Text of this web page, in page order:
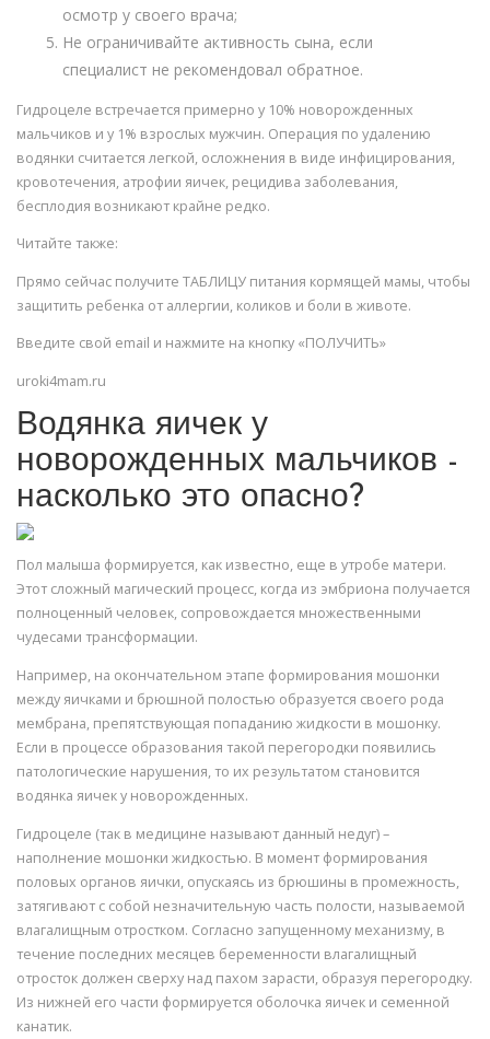
осмотр у своего врача;
Не ограничивайте активность сына, если
специалист не рекомендовал обратное.
Гидроцеле встречается примерно у 10% новорожденных
мальчиков и у 1% взрослых мужчин. Операция по удалению
водянки считается легкой, осложнения в виде инфицирования,
кровотечения, атрофии яичек, рецидива заболевания,
бесплодия возникают крайне редко.
Читайте также:
Прямо сейчас получите ТАБЛИЦУ питания кормящей мамы, чтобы
защитить ребенка от аллергии, коликов и боли в животе.
Введите свой email и нажмите на кнопку «ПОЛУЧИТЬ»
uroki4mam.ru
Водянка яичек у
новорожденных мальчиков -
насколько это опасно?
Пол малыша формируется, как известно, еще в утробе матери.
Этот сложный магический процесс, когда из эмбриона получается
полноценный человек, сопровождается множественными
чудесами трансформации.
Например, на окончательном этапе формирования мошонки
между яичками и брюшной полостью образуется своего рода
мембрана, препятствующая попаданию жидкости в мошонку.
Если в процессе образования такой перегородки появились
патологические нарушения, то их результатом становится
водянка яичек у новорожденных.
Гидроцеле (так в медицине называют данный недуг) –
наполнение мошонки жидкостью. В момент формирования
половых органов яички, опускаясь из брюшины в промежность,
затягивают с собой незначительную часть полости, называемой
влагалищным отростком. Согласно запущенному механизму, в
течение последних месяцев беременности влагалищный
отросток должен сверху над пахом зарасти, образуя перегородку.
Из нижней его части формируется оболочка яичек и семенной
канатик.